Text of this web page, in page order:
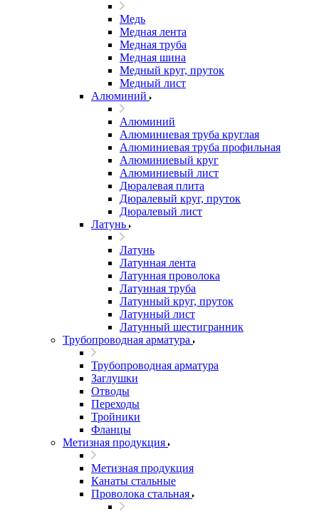
Медь
Медная лента
Медная труба
Медная шина
Медный круг, пруток
Медный лист
Алюминий
Алюминий
Алюминиевая труба круглая
Алюминиевая труба профильная
Алюминиевый круг
Алюминиевый лист
Дюралевая плита
Дюралевый круг, пруток
Дюралевый лист
Латунь
Латунь
Латунная лента
Латунная проволока
Латунная труба
Латунный круг, пруток
Латунный лист
Латунный шестигранник
Трубопроводная арматура
Трубопроводная арматура
Заглушки
Отводы
Переходы
Тройники
Фланцы
Метизная продукция
Метизная продукция
Канаты стальные
Проволока стальная